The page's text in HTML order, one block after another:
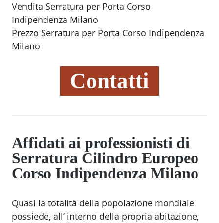
Vendita Serratura per Porta Corso
Indipendenza Milano
Prezzo Serratura per Porta Corso Indipendenza
Milano
Contatti
Affidati ai professionisti di
Serratura Cilindro Europeo
Corso Indipendenza Milano
Quasi la totalità della popolazione mondiale
possiede, all’ interno della propria abitazione,